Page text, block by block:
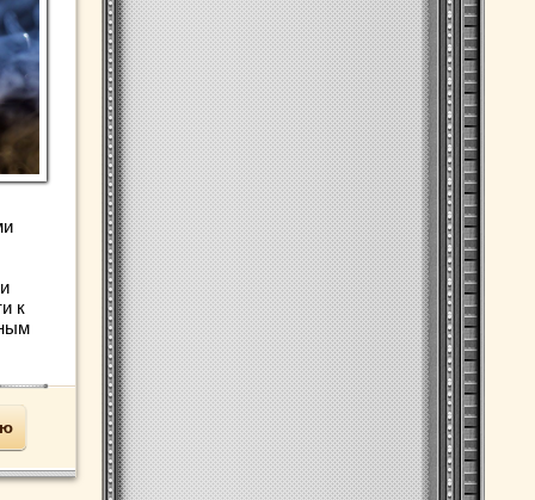
к